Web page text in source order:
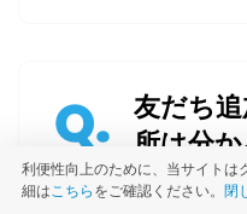
Q.
友だち
所は分か
アカウント
利便性向上のために、当サイト
細はこちら をご確認ください。 閉